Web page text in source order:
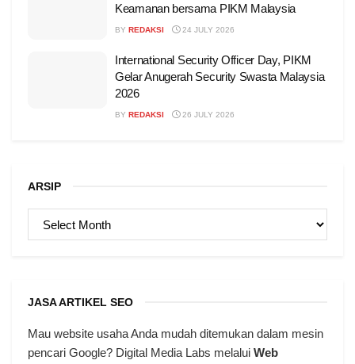
Keamanan bersama PIKM Malaysia
BY REDAKSI 24 JULY 2026
International Security Officer Day, PIKM
Gelar Anugerah Security Swasta Malaysia
2026
BY REDAKSI 26 JULY 2026
ARSIP
JASA ARTIKEL SEO
Mau website usaha Anda mudah ditemukan dalam mesin
pencari Google? Digital Media Labs melalui Web